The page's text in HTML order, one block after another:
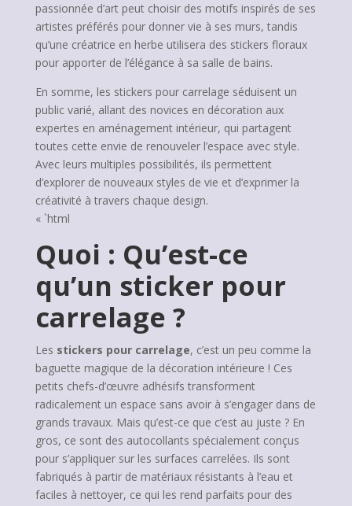
passionnée d’art peut choisir des motifs inspirés de ses
artistes préférés pour donner vie à ses murs, tandis
qu’une créatrice en herbe utilisera des stickers floraux
pour apporter de l’élégance à sa salle de bains.
En somme, les stickers pour carrelage séduisent un
public varié, allant des novices en décoration aux
expertes en aménagement intérieur, qui partagent
toutes cette envie de renouveler l’espace avec style.
Avec leurs multiples possibilités, ils permettent
d’explorer de nouveaux styles de vie et d’exprimer la
créativité à travers chaque design.
« `html
Quoi : Qu’est-ce
qu’un sticker pour
carrelage ?
Les stickers pour carrelage, c’est un peu comme la
baguette magique de la décoration intérieure ! Ces
petits chefs-d’œuvre adhésifs transforment
radicalement un espace sans avoir à s’engager dans de
grands travaux. Mais qu’est-ce que c’est au juste ? En
gros, ce sont des autocollants spécialement conçus
pour s’appliquer sur les surfaces carrelées. Ils sont
fabriqués à partir de matériaux résistants à l’eau et
faciles à nettoyer, ce qui les rend parfaits pour des